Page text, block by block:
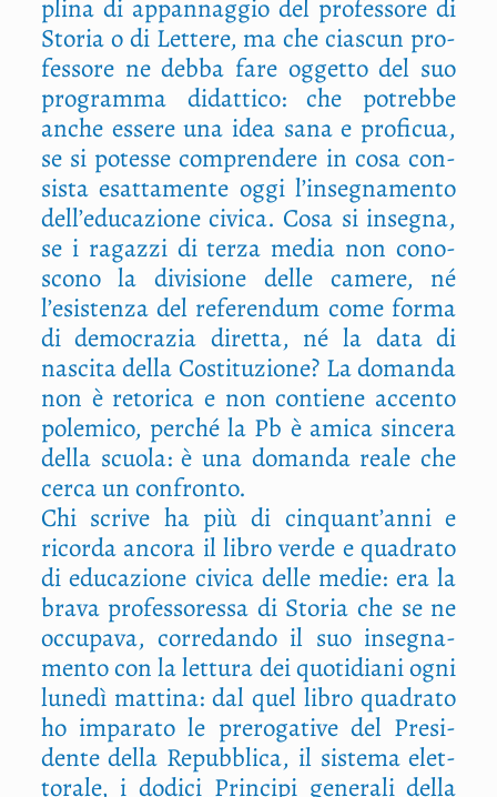
pli­na di appan­nag­gio del pro­fes­so­re di
Sto­ria o di Let­te­re, ma che cia­scun pro­
fes­so­re ne deb­ba fare ogget­to del suo
pro­gram­ma didat­ti­co: che potreb­be
anche esse­re una idea sana e pro­fi­cua,
se si potes­se com­pren­de­re in cosa con­
si­sta esat­ta­men­te oggi l’insegnamento
dell’educazione civi­ca. Cosa si inse­gna,
se i ragaz­zi di ter­za media non cono­
sco­no la divi­sio­ne del­le came­re, né
l’esistenza del refe­ren­dum come for­ma
di demo­cra­zia diret­ta, né la data di
nasci­ta del­la Costi­tu­zio­ne? La doman­da
non è reto­ri­ca e non con­tie­ne accen­to
pole­mi­co, per­ché la Pb è ami­ca sin­ce­ra
del­la scuo­la: è una doman­da rea­le che
cer­ca un confronto.
Chi scri­ve ha più di cinquant’anni e
ricor­da anco­ra il libro ver­de e qua­dra­to
di edu­ca­zio­ne civi­ca del­le medie: era la
bra­va pro­fes­so­res­sa di Sto­ria che se ne
occu­pa­va, cor­re­dan­do il suo inse­gna­
men­to con la let­tu­ra dei quo­ti­dia­ni ogni
lune­dì mat­ti­na: dal quel libro qua­dra­to
ho impa­ra­to le pre­ro­ga­ti­ve del Pre­si­
den­te del­la Repub­bli­ca, il siste­ma elet­
to­ra­le, i dodi­ci Prin­ci­pi gene­ra­li del­la